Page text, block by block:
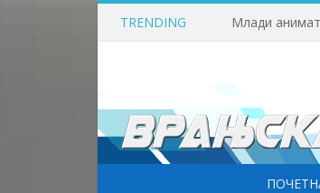
TRENDING